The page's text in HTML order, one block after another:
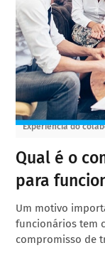
Experiência do
Qual é o
para
Um motivo
funcionários tem
compromisso de